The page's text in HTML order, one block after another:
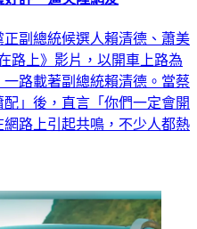
副總統候選人賴清德、蕭美
路上》影片，以開車上路為
路載著副總統賴清德。當蔡
」後，直言「你們一定會開
路上引起共鳴，不少人都熱